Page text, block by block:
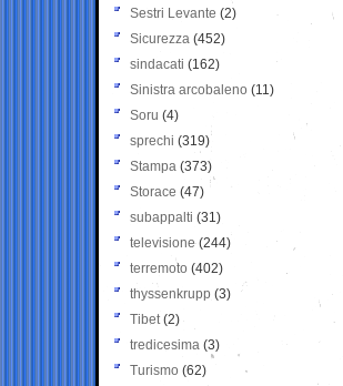
Sestri Levante (2)
Sicurezza (452)
sindacati (162)
Sinistra arcobaleno (11)
Soru (4)
sprechi (319)
Stampa (373)
Storace (47)
subappalti (31)
televisione(244)
terremoto (402)
thyssenkrupp (3)
Tibet(2)
tredicesima (3)
Turismo (62)